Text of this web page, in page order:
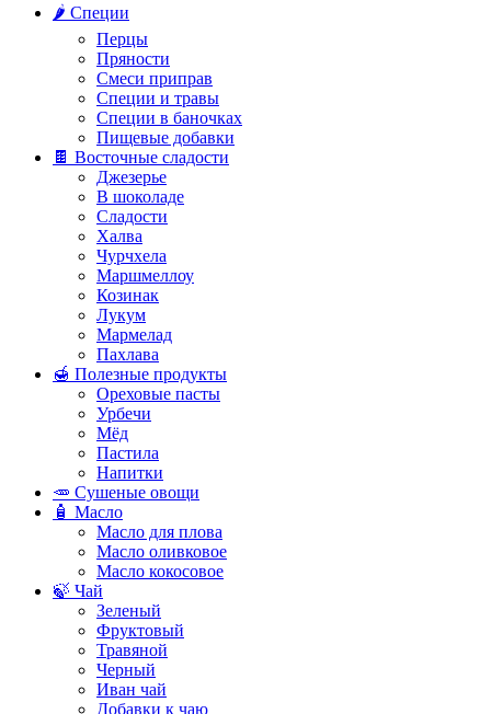
🌶️ Специи
Перцы
Пряности
Смеси приправ
Специи и травы
Специи в баночках
Пищевые добавки
🍫 Восточные сладости
Джезерье
В шоколаде
Сладости
Халва
Чурчхела
Маршмеллоу
Козинак
Лукум
Мармелад
Пахлава
🍯 Полезные продукты
Ореховые пасты
Урбечи
Мёд
Пастила
Напитки
🥕 Сушеные овощи
🧴 Масло
Масло для плова
Масло оливковое
Масло кокосовое
🍃 Чай
Зеленый
Фруктовый
Травяной
Черный
Иван чай
Добавки к чаю